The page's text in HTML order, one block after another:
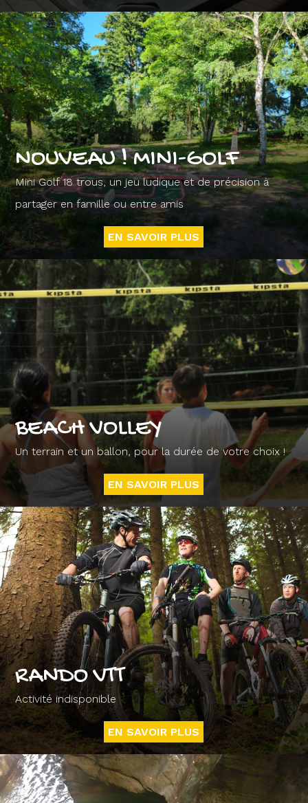
NOUVEAU ! MINI-GOLF
Mini Golf 18 trous, un jeu ludique et de précision à
partager en famille ou entre amis
EN SAVOIR PLUS
BEACH VOLLEY
Un terrain et un ballon, pour la durée de votre choix !
EN SAVOIR PLUS
RANDO VTT
Activité indisponible
EN SAVOIR PLUS